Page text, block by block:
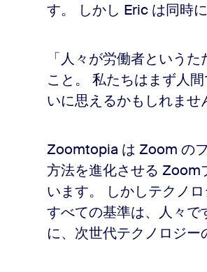
す。 しかし Eric は同時
「人々が労働者という
こと。 私たちはまず人
いに思えるかもしれませ
Zoomtopia は Zoom の
方法を進化させる Zoom
います。 しかしテクノ
すべての基準は、人々
に、次世代テクノロジー